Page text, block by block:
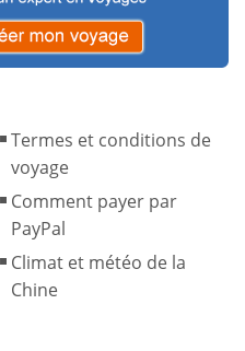
Termes et conditions de
voyage
Comment payer par
PayPal
Climat et météo de la
Chine